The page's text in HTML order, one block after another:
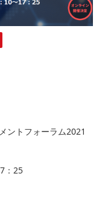
ントフォーラム2021
：25